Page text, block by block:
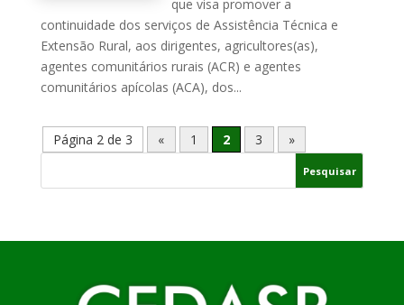
que visa promover a
continuidade dos serviços de Assistência Técnica e
Extensão Rural, aos dirigentes, agricultores(as),
agentes comunitários rurais (ACR) e agentes
comunitários apícolas (ACA), dos...
Página 2 de 3 « 1 2 3 »